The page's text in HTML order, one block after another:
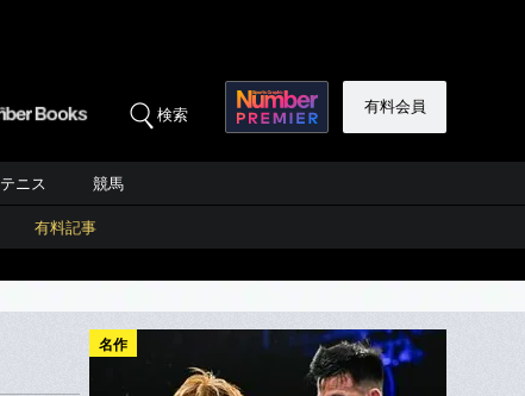
検索 有料会員
テニス 競馬
有料記事
名作